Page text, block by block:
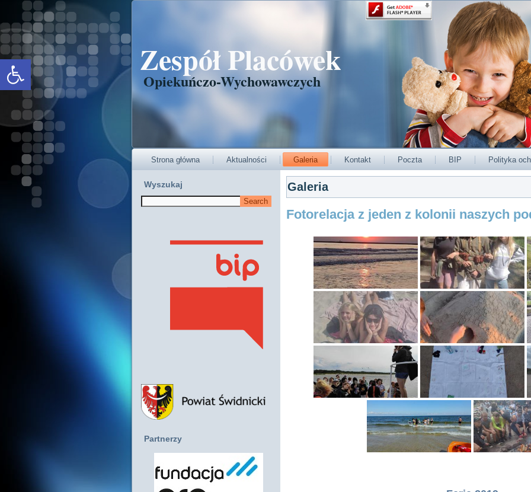
Open toolbar Zespół Placówek
Opiekuńczo-Wychowawczych
Strona główna Aktualności Galeria Kontakt Poczta BIP Polityka
Wyszukaj
Partnerzy
Galeria
Fotorelacja z jeden z kolonii naszych